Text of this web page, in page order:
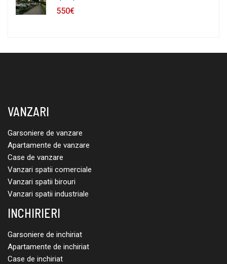
550€
VANZARI
Garsoniere de vanzare
Apartamente de vanzare
Case de vanzare
Vanzari spatii comerciale
Vanzari spatii birouri
Vanzari spatii industriale
INCHIRIERI
Garsoniere de inchiriat
Apartamente de inchiriat
Case de inchiriat